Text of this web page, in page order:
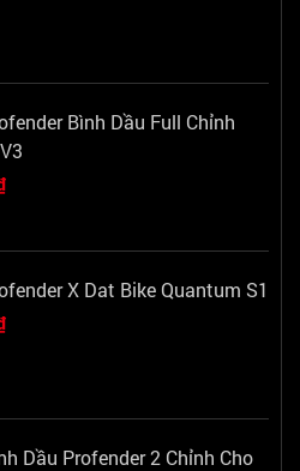
Bình Dầu Full Chỉnh
X Dat Bike Quantum S1
Dầu Profender 2 Chỉnh Cho